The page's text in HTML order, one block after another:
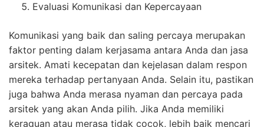
Evaluasi Komunikasi dan Kepercayaan
Komunikasi yang baik dan saling percaya merupakan
faktor penting dalam kerjasama antara Anda dan jasa
arsitek. Amati kecepatan dan kejelasan dalam respon
mereka terhadap pertanyaan Anda. Selain itu, pastikan
juga bahwa Anda merasa nyaman dan percaya pada
arsitek yang akan Anda pilih. Jika Anda memiliki
keraguan atau merasa tidak cocok, lebih baik mencari